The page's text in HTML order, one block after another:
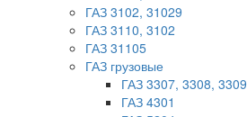
ГАЗ 3102, 31029
ГАЗ 3110, 3102
ГАЗ 31105
ГАЗ грузовые
ГАЗ 3307, 3308, 3309
ГАЗ 4301